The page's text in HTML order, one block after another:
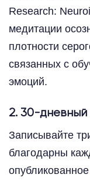
Research:
медитации
плотности
связанных с
эмоций.
2. 30-дневный
Записывайте
благодарны